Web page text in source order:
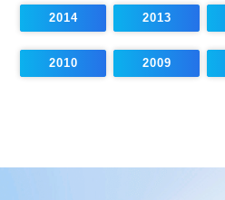
2014 2013
2010 2009